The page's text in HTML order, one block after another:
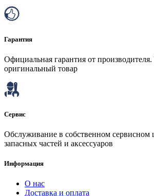
Гарантия
Официальная гарантия от производителя.
оригинальный товар
Сервис
Обслуживание в собственном сервисном
запасных частей и аксессуаров
Информация
О нас
Доставка и оплата